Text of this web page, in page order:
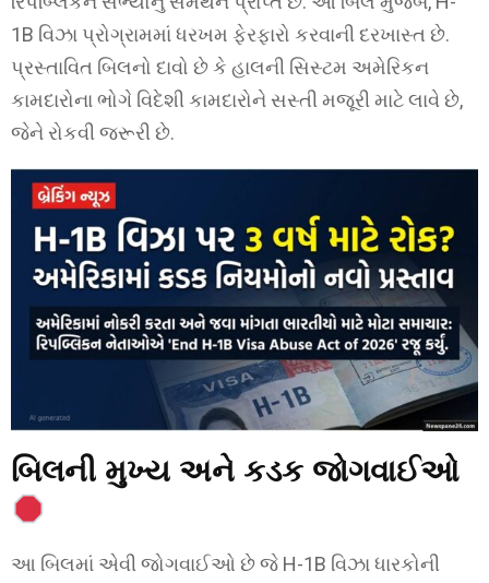
1B વિઝા પ્રોગ્રામમાં ધરખમ ફેરફારો કરવાની દરખાસ્ત છે.
પ્રસ્તાવિત બિલનો દાવો છે કે હાલની સિસ્ટમ અમેરિકન
કામદારોના ભોગે વિદેશી કામદારોને સસ્તી મજૂરી માટે લાવે છે,
જેને રોકવી જરૂરી છે.
બિલની મુખ્ય અને કડક જોગવાઈઓ
આ બિલમાં એવી જોગવાઈઓ છે જે H-1B વિઝા ધારકોની